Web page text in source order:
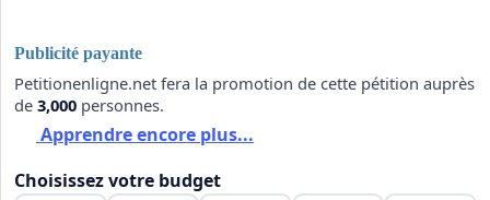
Publicité payante
Petitionenligne.net fera la promotion de cette pétition auprès
de 3,000 personnes.
Apprendre encore plus...
Choisissez votre budget